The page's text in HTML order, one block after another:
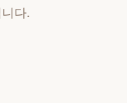
다.